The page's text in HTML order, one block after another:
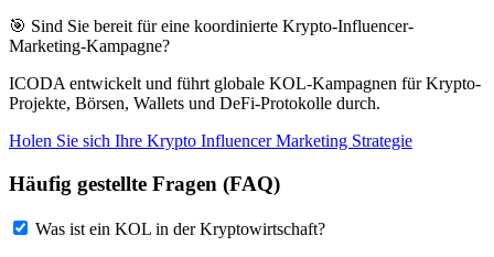
🎯 Sind Sie bereit für eine koordinierte Krypto-Influencer-
Marketing-Kampagne?
ICODA entwickelt und führt globale KOL-Kampagnen für Krypto-
Projekte, Börsen, Wallets und DeFi-Protokolle durch.
Holen Sie sich Ihre Krypto Influencer Marketing Strategie
Häufig gestellte Fragen (FAQ)
Was ist ein KOL in der Kryptowirtschaft?